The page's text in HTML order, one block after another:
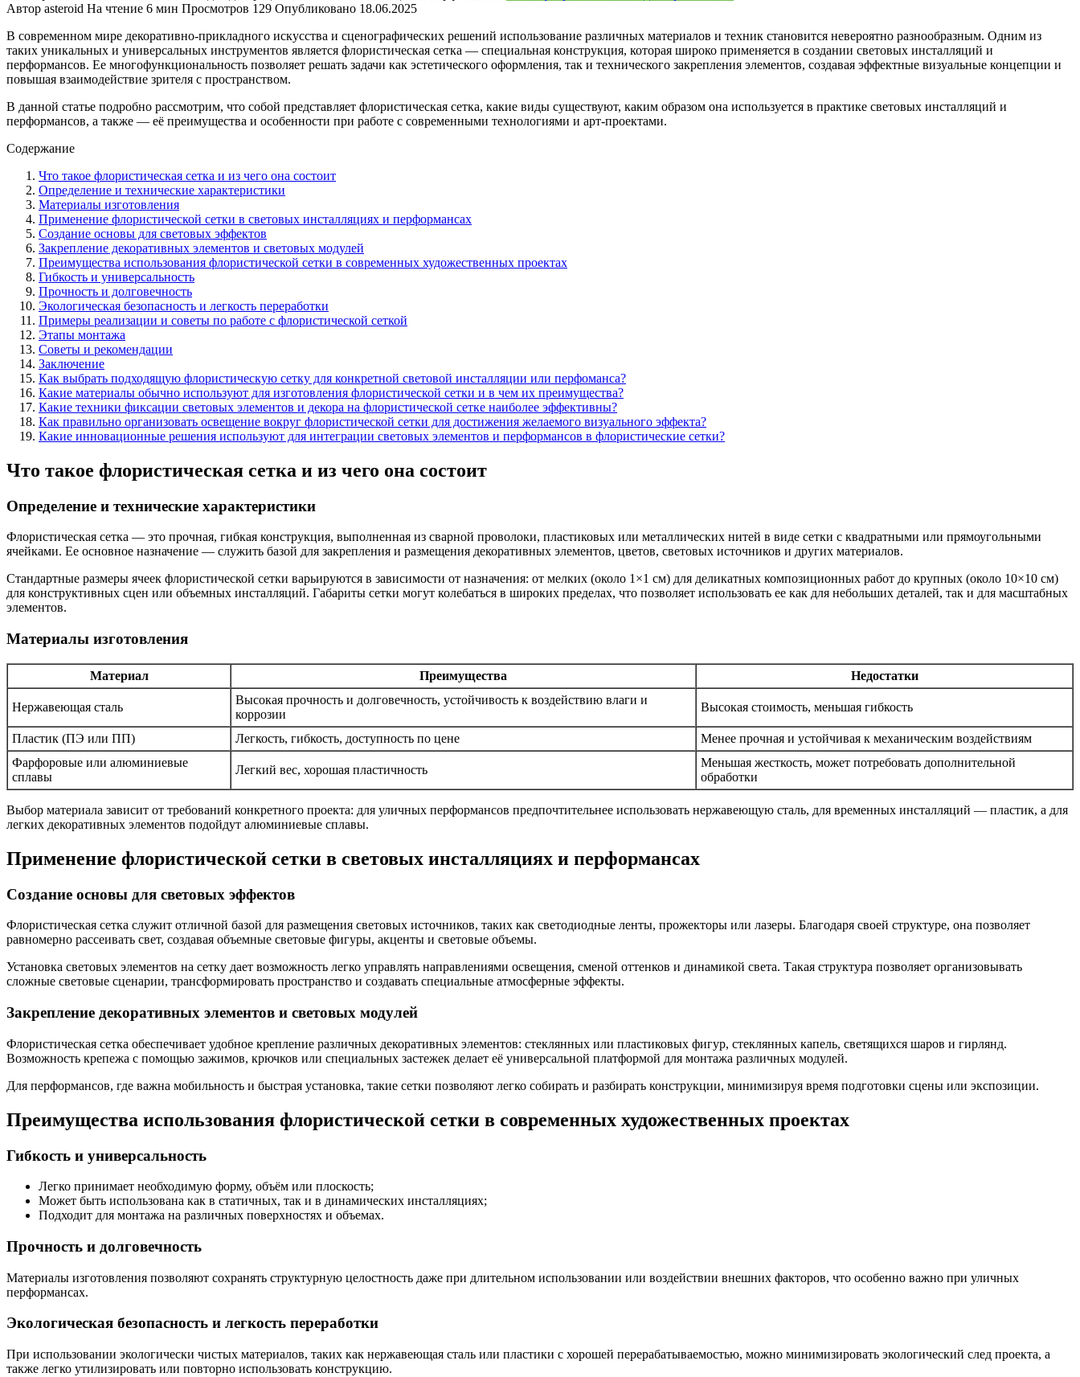
Автор asteroid На чтение 6 мин Просмотров 129 Опубликовано 18.06.2025
В современном мире декоративно-прикладного искусства и сценографических решений использование различных материалов и техник становится невероятно разнообразным. Одним из
таких уникальных и универсальных инструментов является флористическая сетка — специальная конструкция, которая широко применяется в создании световых инсталляций и
перформансов. Ее многофункциональность позволяет решать задачи как эстетического оформления, так и технического закрепления элементов, создавая эффектные визуальные концепции и
повышая взаимодействие зрителя с пространством.
В данной статье подробно рассмотрим, что собой представляет флористическая сетка, какие виды существуют, каким образом она используется в практике световых инсталляций и
перформансов, а также — её преимущества и особенности при работе с современными технологиями и арт-проектами.
Содержание
Что такое флористическая сетка и из чего она состоит
Определение и технические характеристики
Материалы изготовления
Применение флористической сетки в световых инсталляциях и перформансах
Создание основы для световых эффектов
Закрепление декоративных элементов и световых модулей
Преимущества использования флористической сетки в современных художественных проектах
Гибкость и универсальность
Прочность и долговечность
Экологическая безопасность и легкость переработки
Примеры реализации и советы по работе с флористической сеткой
Этапы монтажа
Советы и рекомендации
Заключение
Как выбрать подходящую флористическую сетку для конкретной световой инсталляции или перфоманса?
Какие материалы обычно используют для изготовления флористической сетки и в чем их преимущества?
Какие техники фиксации световых элементов и декора на флористической сетке наиболее эффективны?
Как правильно организовать освещение вокруг флористической сетки для достижения желаемого визуального эффекта?
Какие инновационные решения используют для интеграции световых элементов и перформансов в флористические сетки?
Что такое флористическая сетка и из чего она состоит
Определение и технические характеристики
Флористическая сетка — это прочная, гибкая конструкция, выполненная из сварной проволоки, пластиковых или металлических нитей в виде сетки с квадратными или прямоугольными
ячейками. Ее основное назначение — служить базой для закрепления и размещения декоративных элементов, цветов, световых источников и других материалов.
Стандартные размеры ячеек флористической сетки варьируются в зависимости от назначения: от мелких (около 1×1 см) для деликатных композиционных работ до крупных (около 10×10 см)
для конструктивных сцен или объемных инсталляций. Габариты сетки могут колебаться в широких пределах, что позволяет использовать ее как для небольших деталей, так и для масштабных
элементов.
Материалы изготовления
Материал Преимущества Недостатки
Нержавеющая сталь
Высокая прочность и долговечность, устойчивость к воздействию влаги и
коррозии
Высокая стоимость, меньшая гибкость
Пластик (ПЭ или ПП) Легкость, гибкость, доступность по цене
Менее прочная и устойчивая к механическим воздействиям
Фарфоровые или алюминиевые
сплавы
Легкий вес, хорошая пластичность
Меньшая жесткость, может потребовать дополнительной
обработки
Выбор материала зависит от требований конкретного проекта: для уличных перформансов предпочтительнее использовать нержавеющую сталь, для временных инсталляций — пластик, а для
легких декоративных элементов подойдут алюминиевые сплавы.
Применение флористической сетки в световых инсталляциях и перформансах
Создание основы для световых эффектов
Флористическая сетка служит отличной базой для размещения световых источников, таких как светодиодные ленты, прожекторы или лазеры. Благодаря своей структуре, она позволяет
равномерно рассеивать свет, создавая объемные световые фигуры, акценты и световые объемы.
Установка световых элементов на сетку дает возможность легко управлять направлениями освещения, сменой оттенков и динамикой света. Такая структура позволяет организовывать
сложные световые сценарии, трансформировать пространство и создавать специальные атмосферные эффекты.
Закрепление декоративных элементов и световых модулей
Флористическая сетка обеспечивает удобное крепление различных декоративных элементов: стеклянных или пластиковых фигур, стеклянных капель, светящихся шаров и гирлянд.
Возможность крепежа с помощью зажимов, крючков или специальных застежек делает её универсальной платформой для монтажа различных модулей.
Для перформансов, где важна мобильность и быстрая установка, такие сетки позволяют легко собирать и разбирать конструкции, минимизируя время подготовки сцены или экспозиции.
Преимущества использования флористической сетки в современных художественных проектах
Гибкость и универсальность
Легко принимает необходимую форму, объём или плоскость;
Может быть использована как в статичных, так и в динамических инсталляциях;
Подходит для монтажа на различных поверхностях и объемах.
Прочность и долговечность
Материалы изготовления позволяют сохранять структурную целостность даже при длительном использовании или воздействии внешних факторов, что особенно важно при уличных
перформансах.
Экологическая безопасность и легкость переработки
При использовании экологически чистых материалов, таких как нержавеющая сталь или пластики с хорошей перерабатываемостью, можно минимизировать экологический след проекта, а
также легко утилизировать или повторно использовать конструкцию.